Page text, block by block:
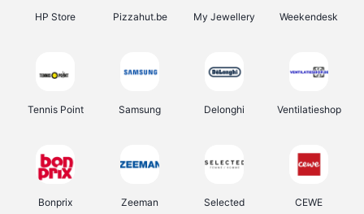
HP Store Pizzahut.be My Jewellery Weekendesk
Tennis Point Samsung Delonghi Ventilatieshop
Bonprix Zeeman Selected CEWE